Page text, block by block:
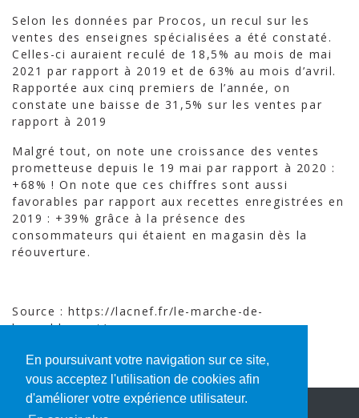
En poursuivant votre navigation sur ce site,
vous acceptez l'utilisation de cookies afin
d'améliorer votre expérience utilisateur.
Selon les données par Procos, un recul sur les
ventes des enseignes spécialisées a été constaté.
Celles-ci auraient reculé de 18,5% au mois de mai
2021 par rapport à 2019 et de 63% au mois d’avril.
Rapportée aux cinq premiers de l’année, on
constate une baisse de 31,5% sur les ventes par
rapport à 2019
Malgré tout, on note une croissance des ventes
prometteuse depuis le 19 mai par rapport à 2020 :
+68% ! On note que ces chiffres sont aussi
favorables par rapport aux recettes enregistrées en
2019 : +39% grâce à la présence des
consommateurs qui étaient en magasin dès la
réouverture.
Source : https://lacnef.fr/le-marche-de-
lameublement/